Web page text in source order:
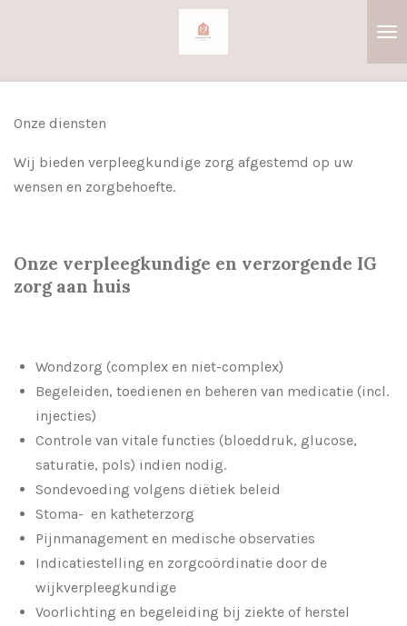
hoofdinhoud
Onze diensten
Wij bieden verpleegkundige zorg afgestemd op uw
wensen en zorgbehoefte.
Onze verpleegkundige en verzorgende IG
zorg aan huis
Wondzorg (complex en niet-complex)
Begeleiden, toedienen en beheren van medicatie (incl.
injecties)
Controle van vitale functies (bloeddruk, glucose,
saturatie, pols) indien nodig.
Sondevoeding volgens diëtiek beleid
Stoma- en katheterzorg
Pijnmanagement en medische observaties
Indicatiestelling en zorgcoördinatie door de
wijkverpleegkundige
Voorlichting en begeleiding bij ziekte of herstel